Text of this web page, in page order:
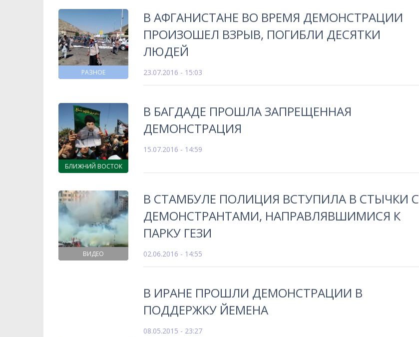
РАЗНОЕ
В АФГАНИСТАНЕ ВО ВРЕМЯ ДЕМОНСТРАЦИИ
ПРОИЗОШЕЛ ВЗРЫВ, ПОГИБЛИ ДЕСЯТКИ
ЛЮДЕЙ
23.07.2016 - 15:03
БЛИЖНИЙ ВОСТОК
В БАГДАДЕ ПРОШЛА ЗАПРЕЩЕННАЯ
ДЕМОНСТРАЦИЯ
15.07.2016 - 14:59
ВИДЕО
В СТАМБУЛЕ ПОЛИЦИЯ ВСТУПИЛА В СТЫЧКИ С
ДЕМОНСТРАНТАМИ, НАПРАВЛЯВШИМИСЯ К
ПАРКУ ГЕЗИ
02.06.2016 - 14:55
В ИРАНЕ ПРОШЛИ ДЕМОНСТРАЦИИ В
ПОДДЕРЖКУ ЙЕМЕНА
08.05.2015 - 23:27